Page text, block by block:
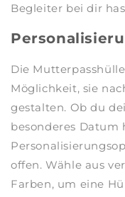
Begleiter bei dir
Die
Möglichkeit, sie
gestalten. Ob du
besonderes
offen. Wähle aus
Farben, um eine